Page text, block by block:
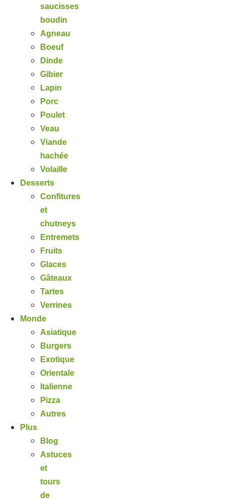
saucisses
boudin
Agneau
Boeuf
Dinde
Gibier
Lapin
Porc
Poulet
Veau
Viande
hachée
Volaille
Desserts
Confitures
et
chutneys
Entremets
Fruits
Glaces
Gâteaux
Tartes
Verrines
Monde
Asiatique
Burgers
Exotique
Orientale
Italienne
Pizza
Autres
Plus
Blog
Astuces
et
tours
de